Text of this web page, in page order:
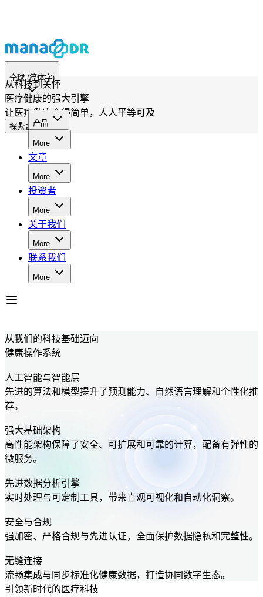
全球 (简体字)
产品
More
文章
More
投资者
More
关于我们
More
联系我们
More
从科技到关怀
医疗健康的强大引擎
让医疗健康变得简单，人人平等可及
探索更多可能
从我们的科技基础迈向
健康操作系统
人工智能与智能层
先进的算法和模型提升了预测能力、自然语言理解和个性化推
荐。
强大基础架构
高性能架构保障了安全、可扩展和可靠的计算，配备有弹性的
微服务。
先进数据分析引擎
实时处理与可定制工具，带来直观可视化和自动化洞察。
安全与合规
强加密、严格合规与先进认证，全面保护数据隐私和完整性。
无缝连接
流畅集成与同步标准化健康数据，打造协同数字生态。
引领新时代的医疗科技